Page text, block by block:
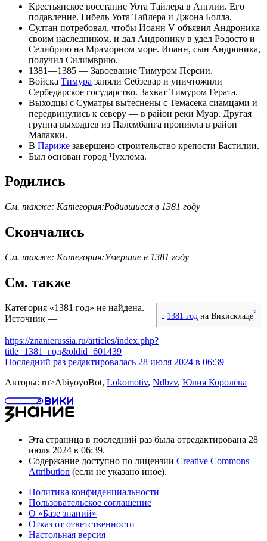
Крестьянское восстание Уота Тайлера в Англии. Его
подавление. Гибель Уота Тайлера и Джона Болла.
Султан потребовал, чтобы Иоанн V объявил Андроника
своим наследником, и дал Андронику в удел Родосто и
Селибрию на Мраморном море. Иоанн, сын Андроника,
получил Силимврию.
1381—1385 — Завоевание Тимуром Персии.
Войска Тимура заняли Себзевар и уничтожили
Сербедарское государство. Захват Тимуром Герата.
Выходцы с Суматры вытеснены с Темасека сиамцами и
передвинулись к северу — в район реки Муар. Другая
группа выходцев из Палембанга проникла в район
Малакки.
В Париже завершено строительство крепости Бастилии.
Был основан город Чухлома.
Родились
См. также: Категория:Родившиеся в 1381 году
Скончались
См. также: Категория:Умершие в 1381 году
См. также
1381 год на Викискладе?
Категория «1381 год» не найдена.
Источник —
https://znanierussia.ru/articles/index.php?
title=1381_год&oldid=601439
Последний раз редактировалась 28 июля 2024 в 06:39
Авторы: ru>AbiyoyoBot, Lokomotiv, Ndbzv, Юлия Королёва
Эта страница в последний раз была отредактирована 28
июля 2024 в 06:39.
Содержание доступно по лицензии Creative Commons
Attribution (если не указано иное).
Политика конфиденциальности
Пользовательское соглашение
О «Базе знаний»
Отказ от ответственности
Настольная версия